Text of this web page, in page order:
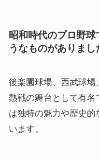
昭和時代のプロ野
うなものがありまし
後楽園球場、西武球
熱戦の舞台として有名
は独特の魅力や歴史
います。